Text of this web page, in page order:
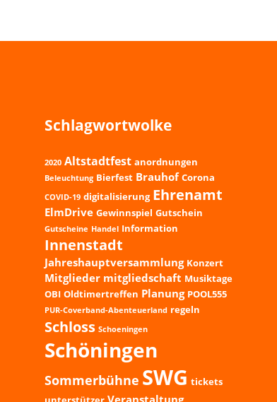
Schlagwortwolke
2020 Altstadtfest anordnungen
Beleuchtung Bierfest Brauhof Corona
COVID-19 digitalisierung Ehrenamt
ElmDrive Gewinnspiel Gutschein
Gutscheine Handel Information
Innenstadt
Jahreshauptversammlung Konzert
Mitglieder mitgliedschaft Musiktage
OBI Oldtimertreffen Planung POOL555
PUR-Coverband-Abenteuerland regeln
Schloss Schoeningen
Schöningen
Sommerbühne SWG tickets
Veranstaltung